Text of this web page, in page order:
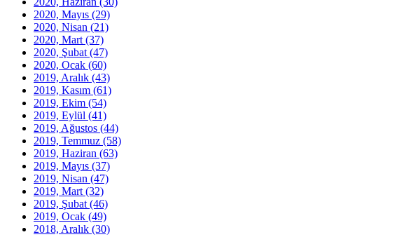
2020, Mayıs (29)
2020, Nisan (21)
2020, Mart (37)
2020, Şubat (47)
2020, Ocak (60)
2019, Aralık (43)
2019, Kasım (61)
2019, Ekim (54)
2019, Eylül (41)
2019, Ağustos (44)
2019, Temmuz (58)
2019, Haziran (63)
2019, Mayıs (37)
2019, Nisan (47)
2019, Mart (32)
2019, Şubat (46)
2019, Ocak (49)
2018, Aralık (30)